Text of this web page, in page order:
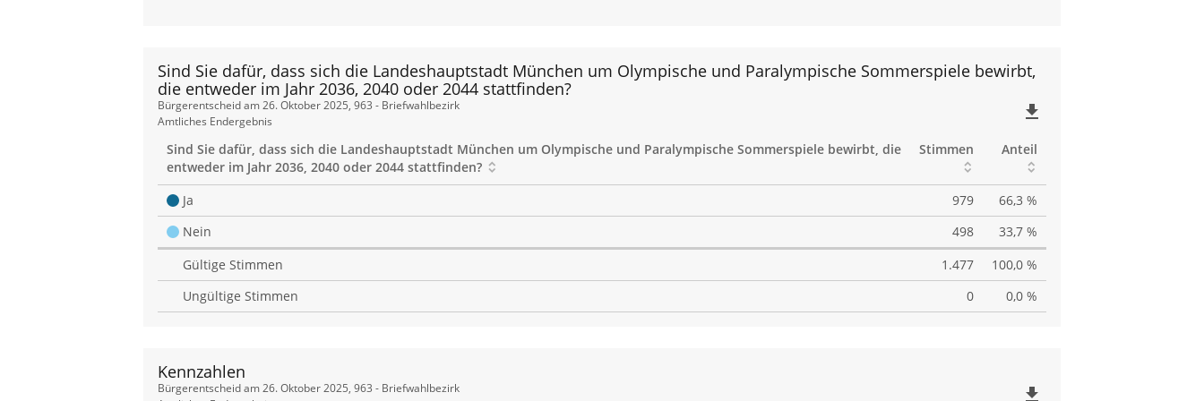
Sind Sie dafür, dass sich die Landeshauptstadt München um Olympische und Paralympische Sommerspiele bewirbt,
die entweder im Jahr 2036, 2040 oder 2044 stattfinden?
Sind
Sie
dafür,
dass
sich
die
Landeshauptstadt
München
Olympische
Bürgerentscheid am 26. Oktober 2025, 963 - Briefwahlbezirk
Amtliches Endergebnis
file_download
Sind Sie dafür, dass sich die Landeshauptstadt München um Olympische und Paralympische Sommerspiele bewirbt, die
entweder im Jahr 2036, 2040 oder 2044 stattfinden?
Stimmen Anteil
Ja 979
66,3 %
Nein
498
33,7 %
Gültige Stimmen
1.477
100,0 %
Ungültige Stimmen
0 0,0 %
Kennzahlen
Bürgerentscheid am 26. Oktober 2025, 963 - Briefwahlbezirk
file_download